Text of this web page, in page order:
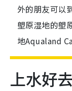
外的朋友可以
塱原湿地的塱
地Aqualand
上水好